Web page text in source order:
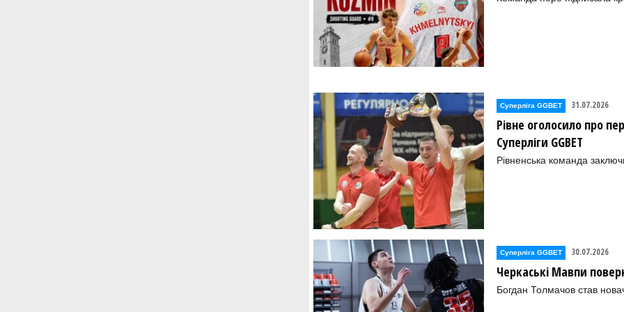
Суперліга GGBET 31.07.2026
Рівне оголосило про
Суперліги GGBET
Рівненська команда
Суперліга GGBET 30.07.2026
Черкаські Мавпи
Богдан Толмачов став